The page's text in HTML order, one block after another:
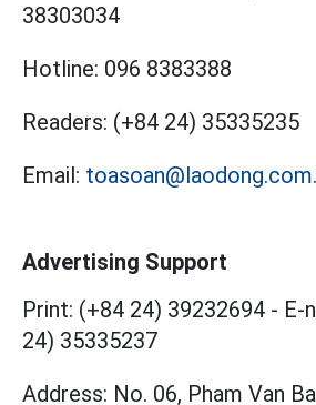
38303034
Hotline: 096 8383388
Readers: (+84 24) 35335235
Email:
Advertising Support
Print: (+84 24) 39232694 - E-
24) 35335237
Address: No. 06, Pham Van